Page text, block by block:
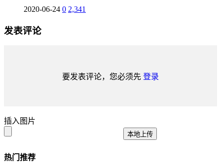
2020-06-24 0 2,341
发表评论
要发表评论，您必须先 登录
插入图片
本地上传
热门推荐